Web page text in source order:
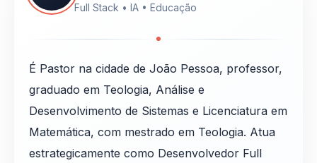
Full Stack • IA • Educação
É Pastor na cidade de João Pessoa, professor,
graduado em Teologia, Análise e
Desenvolvimento de Sistemas e Licenciatura em
Matemática, com mestrado em Teologia. Atua
estrategicamente como Desenvolvedor Full